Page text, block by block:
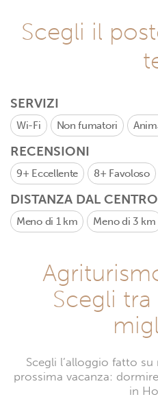
Scegli il
SERVIZI
Wi-Fi Non fumatori
RECENSIONI
9+ Eccellente 8+ Favoloso
DISTANZA DAL CENTRO
Meno di 1 km Meno di 3 km
Scegli
Scegli l’alloggio fatto
prossima vacanza:
in